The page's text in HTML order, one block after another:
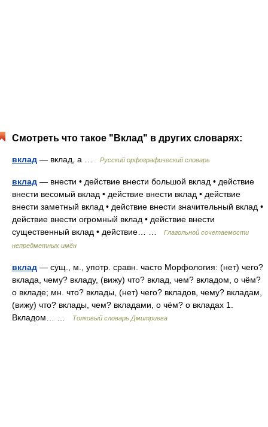
Смотреть что такое "Вклад" в других словарях:
вклад — вклад, а … Русский орфографический словарь
вклад — внести • действие внести большой вклад • действие
внести весомый вклад • действие внести вклад • действие
внести заметный вклад • действие внести значительный вклад •
действие внести огромный вклад • действие внести
существенный вклад • действие… …
Глагольной сочетаемости
непредметных имён
вклад — сущ., м., употр. сравн. часто Морфология: (нет) чего?
вклада, чему? вкладу, (вижу) что? вклад, чем? вкладом, о чём?
о вкладе; мн. что? вклады, (нет) чего? вкладов, чему? вкладам,
(вижу) что? вклады, чем? вкладами, о чём? о вкладах 1.
Вкладом… …
Толковый словарь Дмитриева